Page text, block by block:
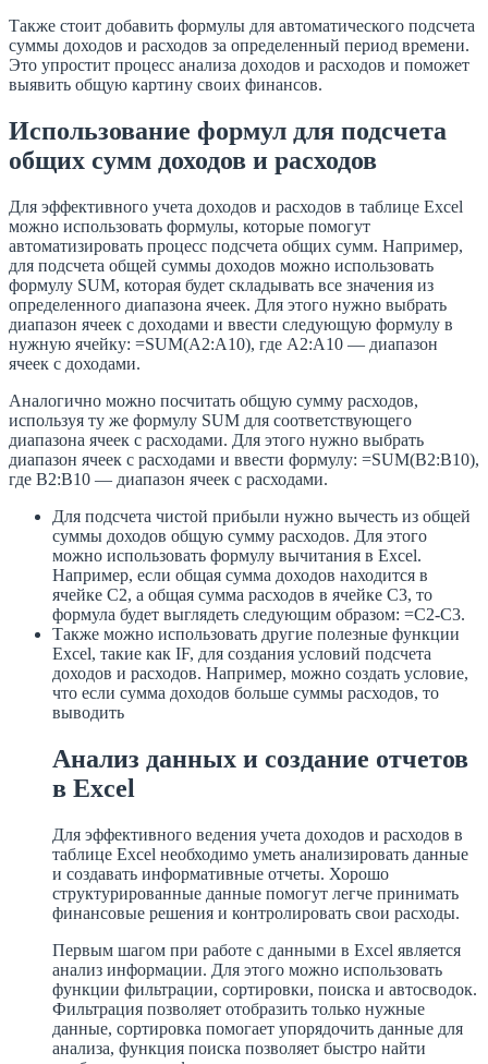
Также стоит добавить формулы для автоматического подсчета
суммы доходов и расходов за определенный период времени.
Это упростит процесс анализа доходов и расходов и поможет
выявить общую картину своих финансов.
Использование формул для подсчета
общих сумм доходов и расходов
Для эффективного учета доходов и расходов в таблице Excel
можно использовать формулы, которые помогут
автоматизировать процесс подсчета общих сумм. Например,
для подсчета общей суммы доходов можно использовать
формулу SUM, которая будет складывать все значения из
определенного диапазона ячеек. Для этого нужно выбрать
диапазон ячеек с доходами и ввести следующую формулу в
нужную ячейку: =SUM(A2:A10), где A2:A10 — диапазон
ячеек с доходами.
Аналогично можно посчитать общую сумму расходов,
используя ту же формулу SUM для соответствующего
диапазона ячеек с расходами. Для этого нужно выбрать
диапазон ячеек с расходами и ввести формулу: =SUM(B2:B10),
где B2:B10 — диапазон ячеек с расходами.
Для подсчета чистой прибыли нужно вычесть из общей
суммы доходов общую сумму расходов. Для этого
можно использовать формулу вычитания в Excel.
Например, если общая сумма доходов находится в
ячейке C2, а общая сумма расходов в ячейке C3, то
формула будет выглядеть следующим образом: =C2-C3.
Также можно использовать другие полезные функции
Excel, такие как IF, для создания условий подсчета
доходов и расходов. Например, можно создать условие,
что если сумма доходов больше суммы расходов, то
выводить
Анализ данных и создание отчетов
в Excel
Для эффективного ведения учета доходов и расходов в
таблице Excel необходимо уметь анализировать данные
и создавать информативные отчеты. Хорошо
структурированные данные помогут легче принимать
финансовые решения и контролировать свои расходы.
Первым шагом при работе с данными в Excel является
анализ информации. Для этого можно использовать
функции фильтрации, сортировки, поиска и автосводок.
Фильтрация позволяет отобразить только нужные
данные, сортировка помогает упорядочить данные для
анализа, функция поиска позволяет быстро найти